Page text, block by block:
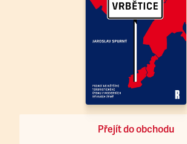
Přejít do obchodu